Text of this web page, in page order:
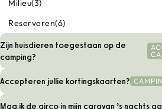
Milieu(3)
Reserveren(6)
Zijn huisdieren toegestaan op de
camping?
Op onzecampingplaatsenismaximaal één
toegestaan.
In onzevakantiewoningenzijn honden
Accepteren jullie kortingskaarten?
Mag ik de airco in mijn caravan ’s nachts